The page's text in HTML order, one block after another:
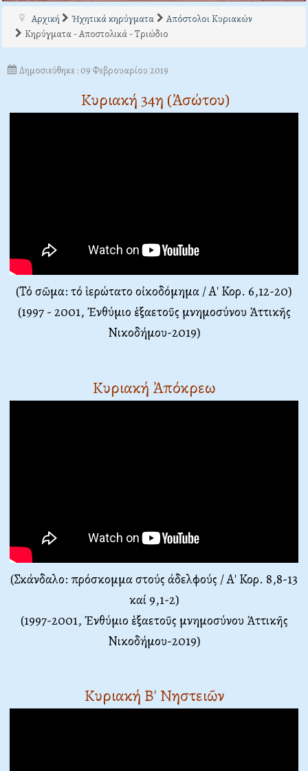
Αρχική Ἠχητικά κηρύγματα
Απόστολοι Κυριακών
Κηρύγματα - Αποστολικά - Τριώδιο
Δημοσιεύθηκε : 09 Φεβρουαρίου 2019
Κυριακή 34η (Ἀσώτου)
(Τό σῶμα: τό ἱερώτατο οἰκοδόμημα / Α' Κορ. 6,12-20)
(1997 - 2001, Ἐνθύμιο ἑξαετοῦς μνημοσύνου Ἀττικῆς
Νικοδήμου-2019)
Κυριακή Ἀπόκρεω
(Σκάνδαλο: πρόσκομμα στούς άδελφούς / Α' Κορ. 8,8-13
καί 9,1-2)
(1997-2001, Ἐνθύμιο ἑξαετοῦς μνημοσύνου Ἀττικῆς
Νικοδήμου-2019)
Κυριακή Β' Νηστειῶν